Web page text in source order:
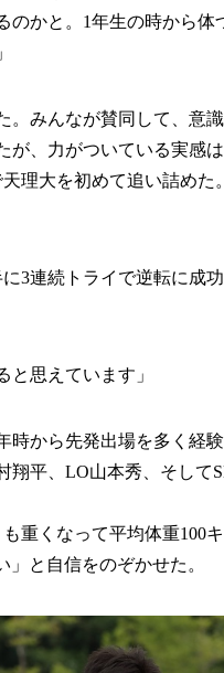
のかと。1年生の時から
みんなが賛同して、意
が、力がついている実感
理大を初めて追い詰めた。
3連続トライで逆転に成
と思えています」
から先発出場を多く経
翔平、LO山本秀、そして
重くなって平均体重100
と自信をのぞかせた。